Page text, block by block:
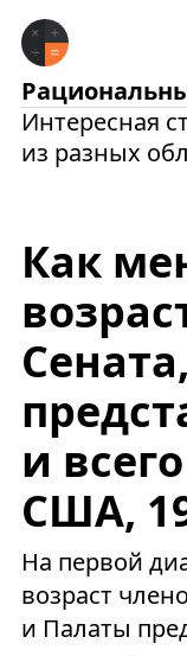
Интересная
из разных
Как
и
США,
На первой
возраст
и Палаты